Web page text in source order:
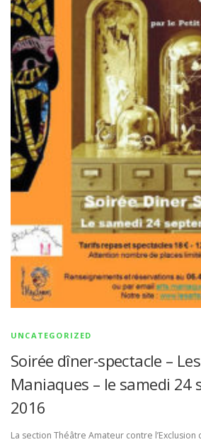
UNCATEGORIZED
Soirée dîner-spectacle –
Maniaques – le samedi 24
2016
La section Théâtre Amateur contre